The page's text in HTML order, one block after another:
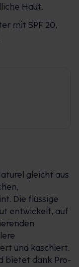
Haut.
mit SPF 20,
gleicht aus
Die flüssige
entwickelt, auf
und kaschiert.
bietet dank Pro-